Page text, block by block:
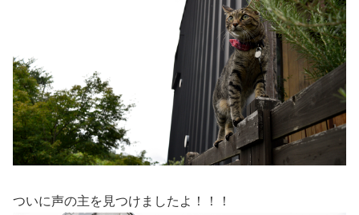
ついに声の主を見つけましたよ！！！